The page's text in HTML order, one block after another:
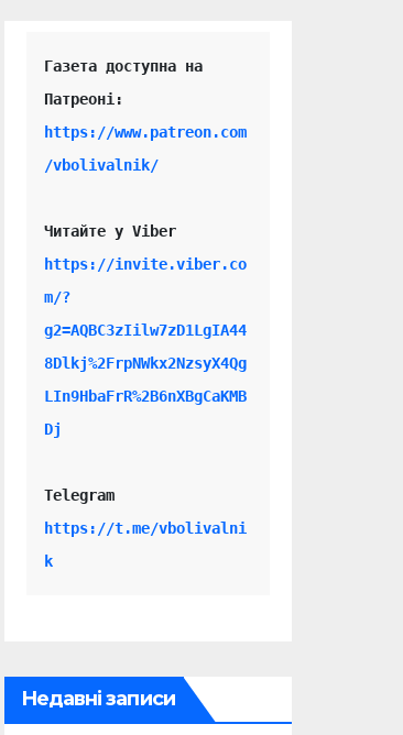
Газета доступна на
https://www.patreon.com
/vbolivalnik/
Читайте у Viber
https://invite.viber.co
m/?
g2=AQBC3zIilw7zD1LgIA44
8Dlkj%2FrpNWkx2NzsyX4Qg
LIn9HbaFrR%2B6nXBgCaKMB
Dj
Telegram
https://t.me/vbolivalni
k
Недавні записи